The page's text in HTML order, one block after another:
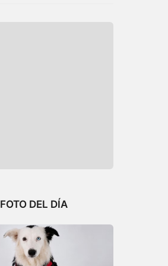
FOTO DEL DÍA